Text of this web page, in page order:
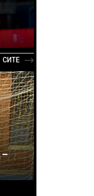
СИТЕ
–